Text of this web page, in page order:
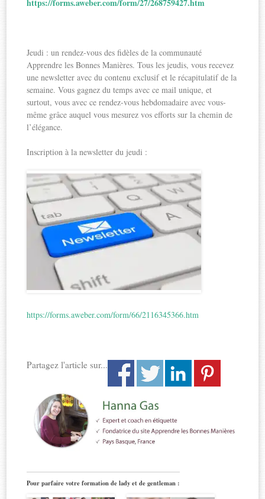
https://forms.aweber.com/form/27/268759427.htm
Jeudi : un rendez-vous des fidèles de la communauté
Apprendre les Bonnes Manières. Tous les jeudis, vous recevez
une newsletter avec du contenu exclusif et le récapitulatif de la
semaine. Vous gagnez du temps avec ce mail unique, et
surtout, vous avec ce rendez-vous hebdomadaire avec vous-
même grâce auquel vous mesurez vos efforts sur la chemin de
l’élégance.
Inscription à la newsletter du jeudi :
https://forms.aweber.com/form/66/2116345366.htm
Partagez l'article sur...
Pour parfaire votre formation de lady et de gentleman :